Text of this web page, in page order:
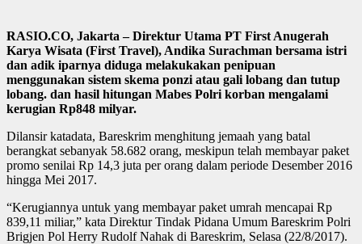
RASIO.CO, Jakarta – Direktur Utama PT First Anugerah
Karya Wisata (First Travel), Andika Surachman bersama istri
dan adik iparnya diduga melakukakan penipuan
menggunakan sistem skema ponzi atau gali lobang dan tutup
lobang. dan hasil hitungan Mabes Polri korban mengalami
kerugian Rp848 milyar.
Dilansir katadata, Bareskrim menghitung jemaah yang batal
berangkat sebanyak 58.682 orang, meskipun telah membayar paket
promo senilai Rp 14,3 juta per orang dalam periode Desember 2016
hingga Mei 2017.
“Kerugiannya untuk yang membayar paket umrah mencapai Rp
839,11 miliar,” kata Direktur Tindak Pidana Umum Bareskrim Polri
Brigjen Pol Herry Rudolf Nahak di Bareskrim, Selasa (22/8/2017).